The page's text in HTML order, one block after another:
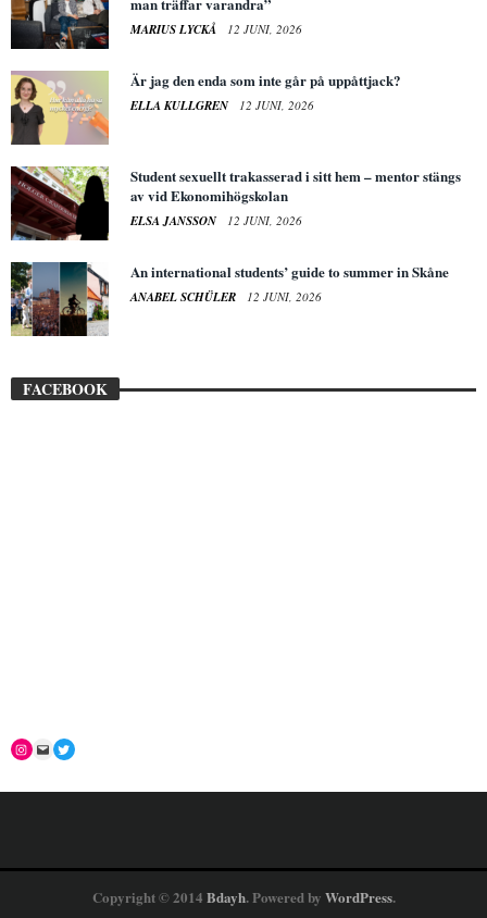
MARIUS LYCKÅ 12 JUNI, 2026
Är jag den enda som inte går på uppåttjack?
ELLA KULLGREN 12 JUNI, 2026
Student sexuellt trakasserad i sitt hem – mentor stängs
av vid Ekonomihögskolan
ELSA JANSSON 12 JUNI, 2026
An international students’ guide to summer in Skåne
ANABEL SCHÜLER 12 JUNI, 2026
FACEBOOK
Copyright © 2014 Bdayh. Powered by WordPress.